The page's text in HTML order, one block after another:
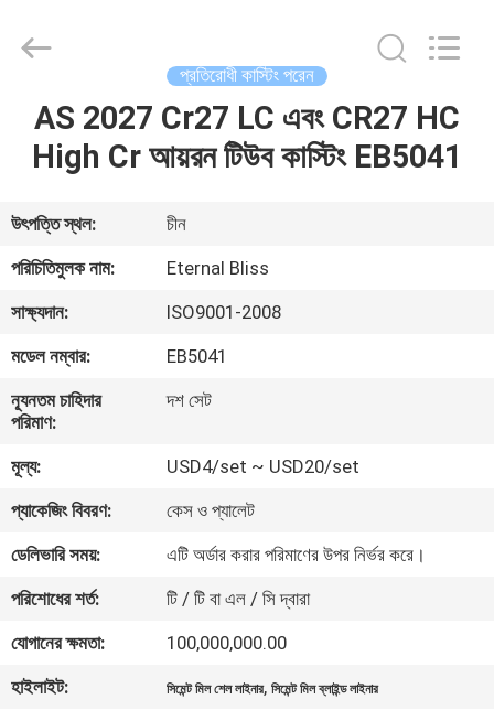
বাড়ি
ভিডিও
আমাদের
সম্পর্কে
ভ্রমণ
মান
নিয়ন্ত্রণ
যোগাযোগ
করুন
Forging
Reserved.
প্রতিরোধী কাস্টিং পরেন
AS 2027 Cr27 LC এবং CR27 HC
High Cr আয়রন টিউব কাস্টিং EB5041
উৎপত্তি স্থল:
চীন
পরিচিতিমুলক নাম:
Eternal Bliss
সাক্ষ্যদান:
ISO9001-2008
মডেল নম্বার:
EB5041
ন্যূনতম চাহিদার
পরিমাণ:
দশ সেট
মূল্য:
USD4/set ~ USD20/set
প্যাকেজিং বিবরণ:
কেস ও প্যালেট
ডেলিভারি সময়:
এটি অর্ডার করার পরিমাণের উপর নির্ভর করে।
পরিশোধের শর্ত:
টি / টি বা এল / সি দ্বারা
যোগানের ক্ষমতা:
100,000,000.00
হাইলাইট:
সিমেন্ট মিল শেল লাইনার,সিমেন্ট মিল ব্লাইন্ড লাইনার